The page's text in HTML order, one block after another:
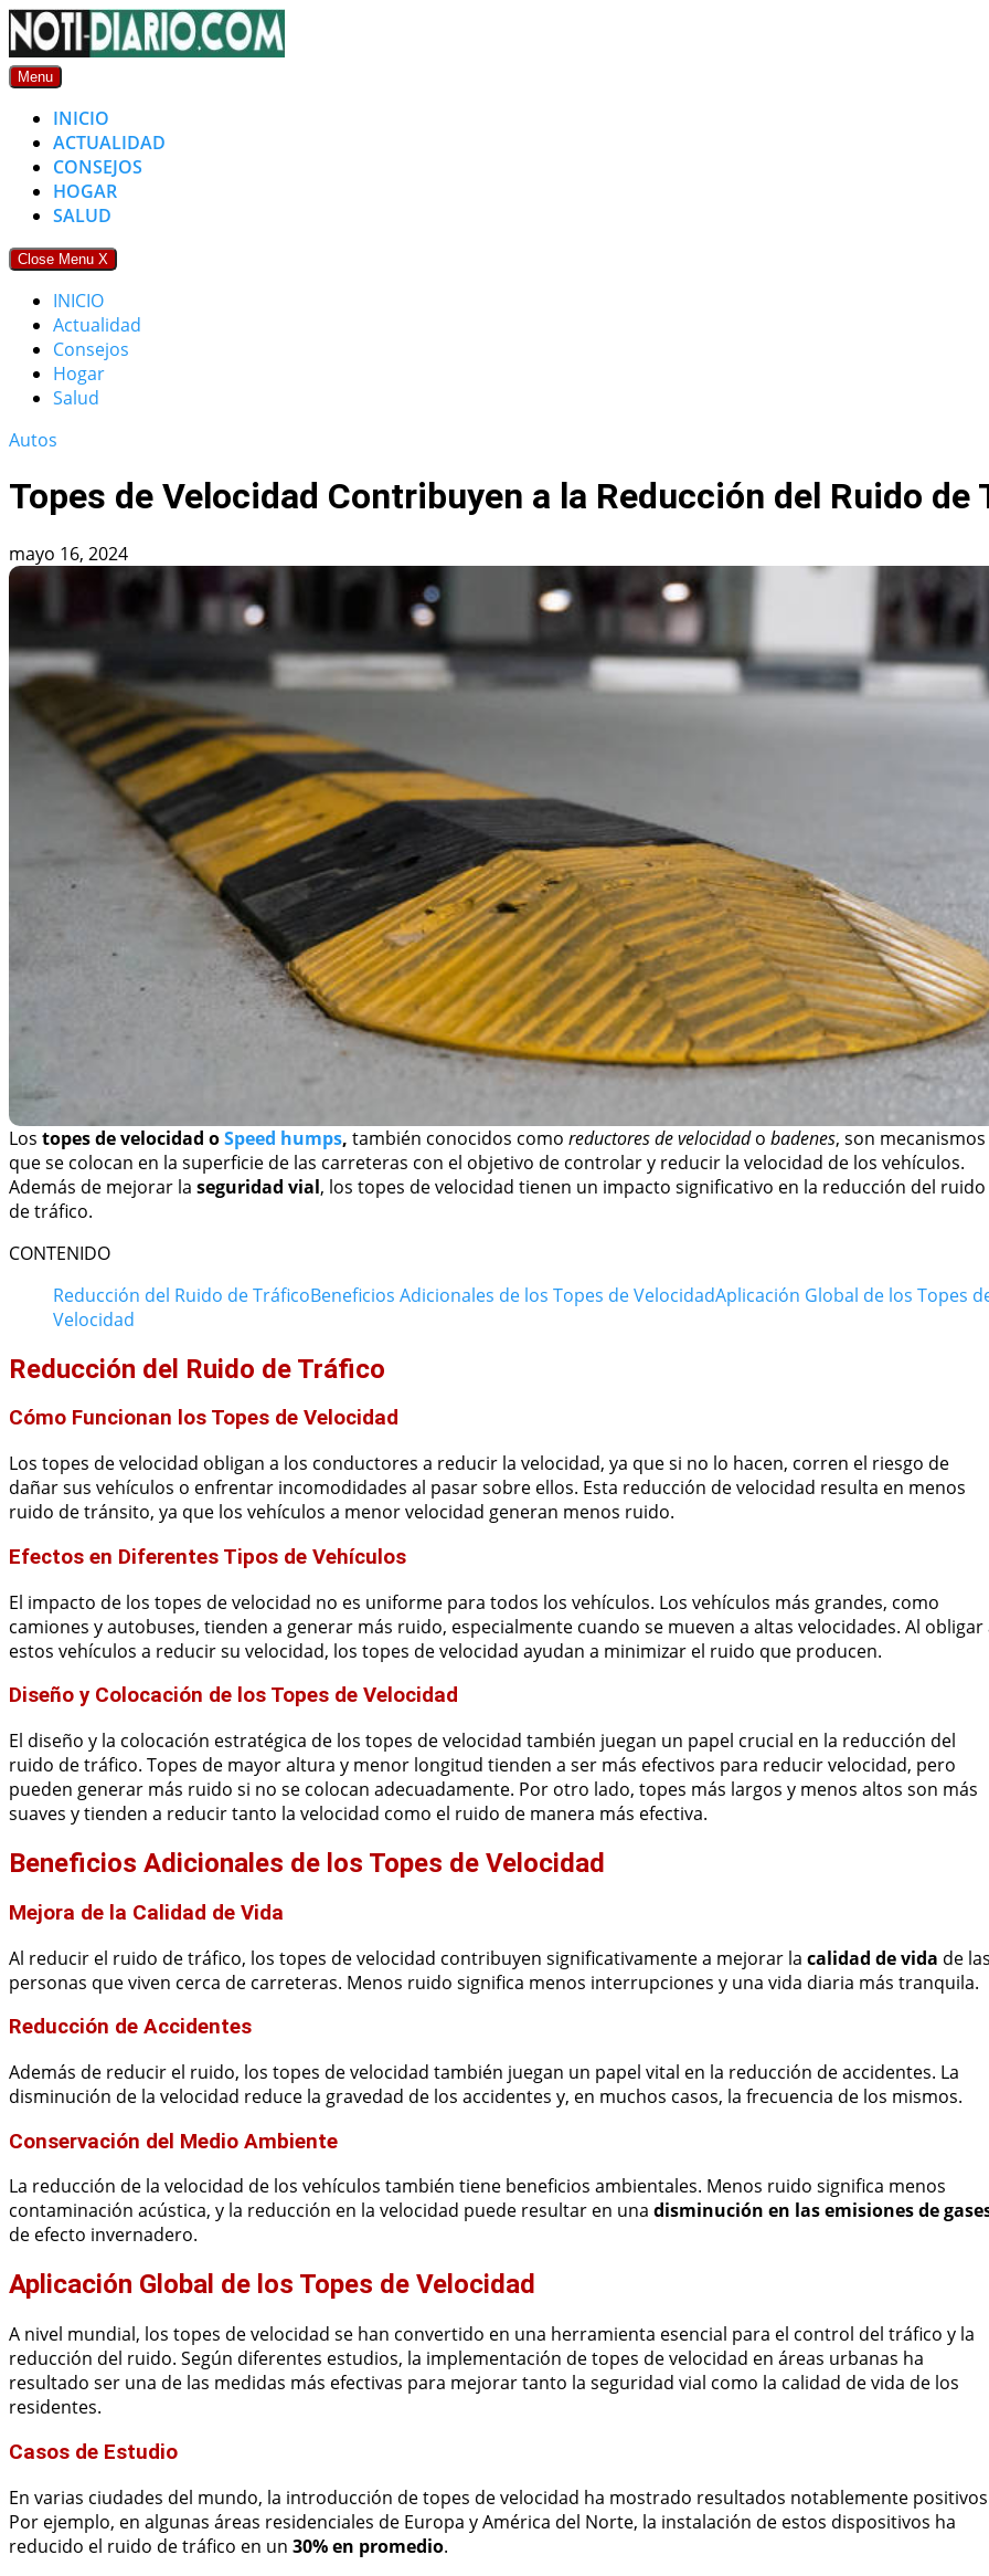
Skip
to
content
Menu
INICIO
ACTUALIDAD
CONSEJOS
HOGAR
SALUD
Close Menu X
INICIO
Actualidad
Consejos
Hogar
Salud
Autos
Topes de Velocidad Contribuyen a la Reducción del Ruido de
mayo 16, 2024
Los topes de velocidad oSpeed humps, también conocidos como reductores de velocidado badenes, son mecanismos
que se colocan en la superficie de las carreteras con el objetivo de controlar y reducir la velocidad de los vehículos.
Además de mejorar la seguridad vial, los topes de velocidad tienen un impacto significativo en la reducción del ruido
de tráfico.
CONTENIDO
Reducción del Ruido de TráficoBeneficios Adicionales de los Topes de VelocidadAplicación Global de los Topes
Velocidad
Reducción del Ruido de Tráfico
Cómo Funcionan los Topes de Velocidad
Los topes de velocidad obligan a los conductores a reducir la velocidad, ya que si no lo hacen, corren el riesgo de
dañar sus vehículos o enfrentar incomodidades al pasar sobre ellos. Esta reducción de velocidad resulta en menos
ruido de tránsito, ya que los vehículos a menor velocidad generan menos ruido.
Efectos en Diferentes Tipos de Vehículos
El impacto de los topes de velocidad no es uniforme para todos los vehículos. Los vehículos más grandes, como
camiones y autobuses, tienden a generar más ruido, especialmente cuando se mueven a altas velocidades. Al obligar
estos vehículos a reducir su velocidad, los topes de velocidad ayudan a minimizar el ruido que producen.
Diseño y Colocación de los Topes de Velocidad
El diseño y la colocación estratégica de los topes de velocidad también juegan un papel crucial en la reducción del
ruido de tráfico. Topes de mayor altura y menor longitud tienden a ser más efectivos para reducir velocidad, pero
pueden generar más ruido si no se colocan adecuadamente. Por otro lado, topes más largos y menos altos son más
suaves y tienden a reducir tanto la velocidad como el ruido de manera más efectiva.
Beneficios Adicionales de los Topes de Velocidad
Mejora de la Calidad de Vida
Al reducir el ruido de tráfico, los topes de velocidad contribuyen significativamente a mejorar la calidad de vida de
personas que viven cerca de carreteras. Menos ruido significa menos interrupciones y una vida diaria más tranquila.
Reducción de Accidentes
Además de reducir el ruido, los topes de velocidad también juegan un papel vital en la reducción de accidentes. La
disminución de la velocidad reduce la gravedad de los accidentes y, en muchos casos, la frecuencia de los mismos.
Conservación del Medio Ambiente
La reducción de la velocidad de los vehículos también tiene beneficios ambientales. Menos ruido significa menos
contaminación acústica, y la reducción en la velocidad puede resultar en una disminución en las emisiones de
de efecto invernadero.
Aplicación Global de los Topes de Velocidad
A nivel mundial, los topes de velocidad se han convertido en una herramienta esencial para el control del tráfico y la
reducción del ruido. Según diferentes estudios, la implementación de topes de velocidad en áreas urbanas ha
resultado ser una de las medidas más efectivas para mejorar tanto la seguridad vial como la calidad de vida de los
residentes.
Casos de Estudio
En varias ciudades del mundo, la introducción de topes de velocidad ha mostrado resultados notablemente
Por ejemplo, en algunas áreas residenciales de Europa y América del Norte, la instalación de estos dispositivos ha
reducido el ruido de tráfico en un 30% en promedio.